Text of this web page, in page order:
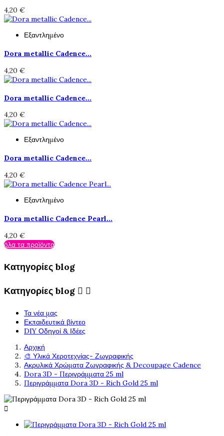
4,20 €
Εξαντλημένο
Dora metallic Cadence...
4,20 €
Dora metallic Cadence...
4,20 €
Εξαντλημένο
Dora metallic Cadence...
4,20 €
Εξαντλημένο
Dora metallic Cadence Pearl...
4,20 €
όλα τα προϊόντα
Κατηγορίες blog
Κατηγορίες blog  
Τα νέα μας
Εκπαιδευτικά βίντεο
DIY Οδηγοί & Ιδέες
Αρχική
🎨 Υλικά Χεροτεχνίας- Ζωγραφικής
Ακρυλικά Χρώματα Ζωγραφικής & Decoupage Cadence
Dora 3D - Περιγράμματα 25 ml
Περιγράμματα Dora 3D - Rich Gold 25 ml
